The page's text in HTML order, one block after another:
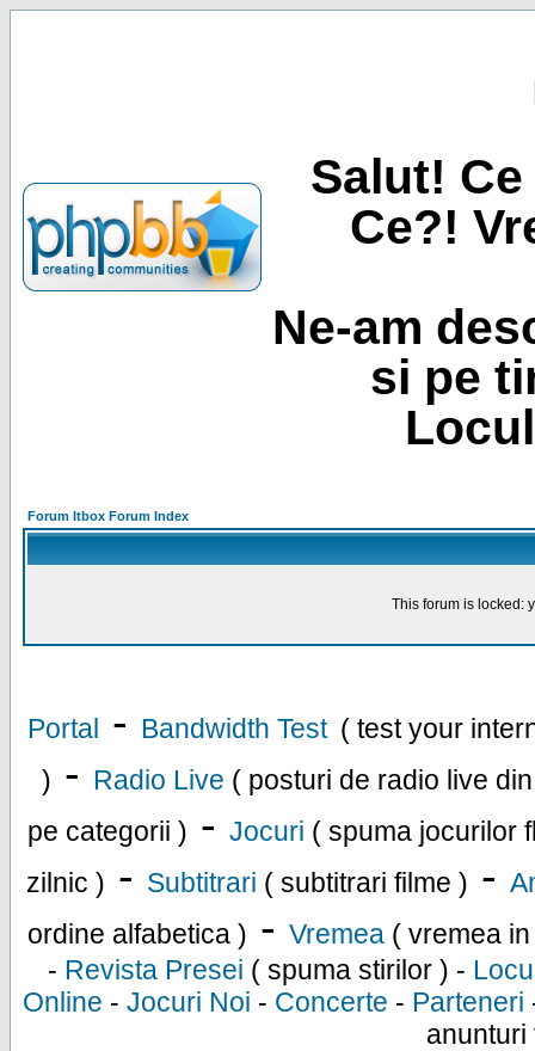
Salut!
Ce?!
Ne-am
si pe
Forum Itbox Forum Index
This forum is locked:
Portal - Bandwidth Test ( test your
) - Radio Live ( posturi de radio live
pe categorii ) - Jocuri ( spuma jocurilor
zilnic ) - Subtitrari ( subtitrari filme ) -
ordine alfabetica ) - Vremea ( vremea
- Revista Presei ( spuma stirilor ) -
Online - Jocuri Noi - Concerte - Parteneri
anunturi